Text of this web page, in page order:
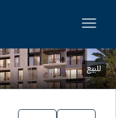
للبيع